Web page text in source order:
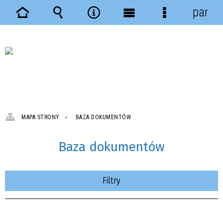
MAPA STRONY BAZA DOKUMENTÓW
Baza dokumentów
Filtry
Strona Wyszukiwarka
NarzędziaMenu
Menu
panel